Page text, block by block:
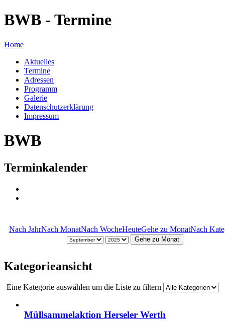
BWB - Termine
Home
Aktuelles
Termine
Adressen
Programm
Galerie
Datenschutzerklärung
Impressum
BWB
Terminkalender
Nach JahrNach MonatNach WocheHeuteGehe zu MonatNach
Gehe zu Monat
Kategorieansicht
Eine Kategorie auswählen um die Liste zu filtern
Müllsammelaktion Herseler Werth